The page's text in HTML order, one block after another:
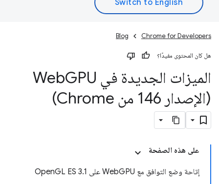
Chrome for Developers
Blog
هل كان المحتوى مفيدًا؟
الميزات الجديدة في Web GPU
(الإصدار 146 من Chrome)
على هذه الصفحة
إتاحة وضع التوافق مع WebGPU على OpenGL ES 3.1